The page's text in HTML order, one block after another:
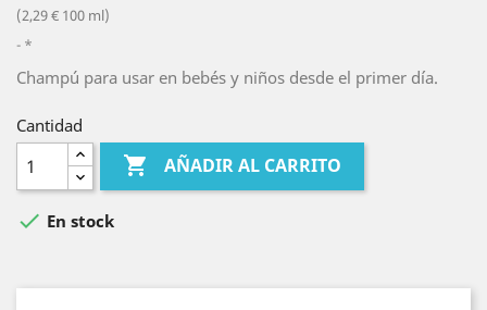
(2,29 € 100 ml)
*
Champú para usar en bebés y niños desde el primer día.
Cantidad
 AÑADIR AL CARRITO
 En stock